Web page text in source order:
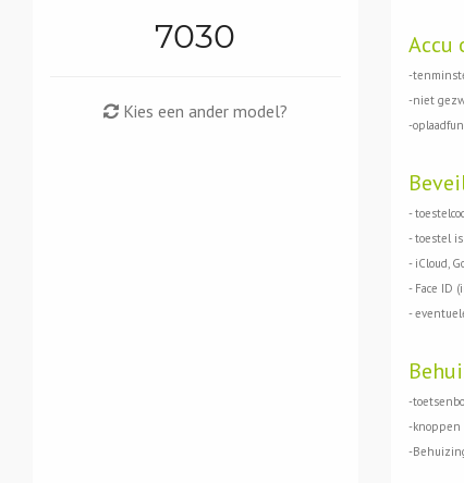
7030
Kies een ander model?
Accu
-
-niet
-
-
- toestel
- iCloud,
- Face ID
-
-
-
-